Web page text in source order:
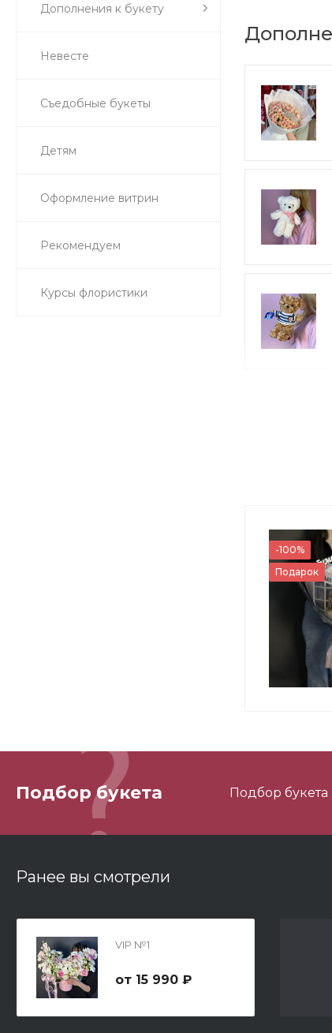
Дополнения к букету
Невесте
Съедобные букеты
Детям
Оформление витрин
Рекомендуем
Курсы флористики
-100%
Подарок
Подбор букета Подбор
Ранее вы смотрели
VIP №1
15 990 ₽